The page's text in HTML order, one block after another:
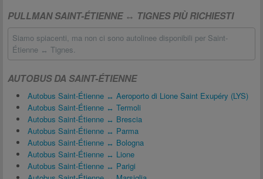
PULLMAN SAINT-ÉTIENNE ↔ TIGNES PIÙ RICHIESTI
Siamo spiacenti, ma non ci sono autolinee disponibili per Saint-
Étienne ↔ Tignes.
AUTOBUS DA SAINT-ÉTIENNE
Autobus Saint-Étienne ↔ Aeroporto di Lione Saint Exupéry (LYS)
Autobus Saint-Étienne ↔ Termoli
Autobus Saint-Étienne ↔ Brescia
Autobus Saint-Étienne ↔ Parma
Autobus Saint-Étienne ↔ Bologna
Autobus Saint-Étienne ↔ Lione
Autobus Saint-Étienne ↔ Parigi